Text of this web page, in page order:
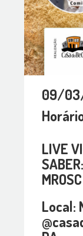
09/
LIVE
Local: